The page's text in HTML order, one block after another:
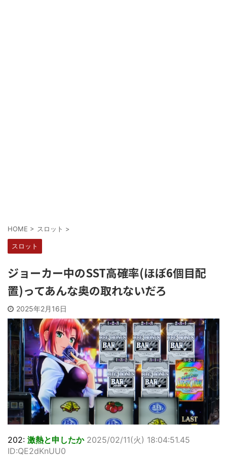
HOME > スロット >
スロット
ジョーカー中のSST高確率(ほぼ6個目配
置)ってあんな奥の取れないだろ
2025年2月16日
202: 激熱と申したか 2025/02/11(火) 18:04:51.45
ID:QE2dKnUU0